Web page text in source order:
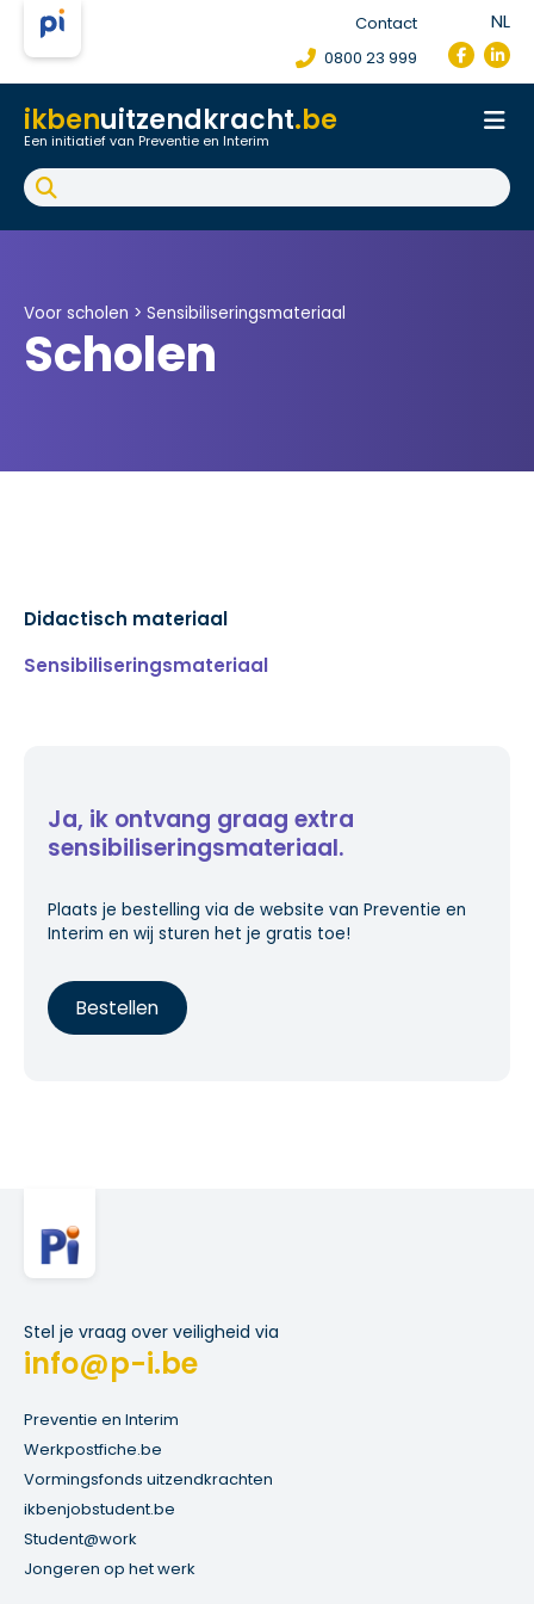
Contact
0800 23 999
NL
ikbenuitzendkracht.be
Een initiatief van Preventie en Interim
Onthaal
Werkpostfiche
Arbeidsongeval
Voor scholen > Sensibiliseringsmateriaal
Scholen
Didactisch materiaal
Sensibiliseringsmateriaal
Ja, ik ontvang graag extra
sensibiliseringsmateriaal.
Plaats je bestelling via de website van Preventie en
Interim en wij sturen het je gratis toe!
Bestellen
Stel je vraag over veiligheid via
info@p-i.be
Preventie en Interim
Werkpostfiche.be
Vormingsfonds uitzendkrachten
ikbenjobstudent.be
Student@work
Jongeren op het werk